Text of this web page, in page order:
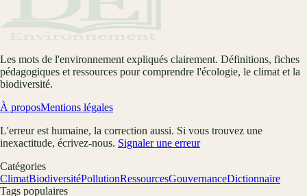
Les mots de l'environnement expliqués clairement. Définitions, fiches
pédagogiques et ressources pour comprendre l'écologie, le climat et la
biodiversité.
À proposMentions légales
L'erreur est humaine, la correction aussi. Si vous trouvez une
inexactitude, écrivez-nous. Signaler une erreur
Catégories
ClimatBiodiversitéPollutionRessourcesGouvernanceDictionnaire
Tags populaires